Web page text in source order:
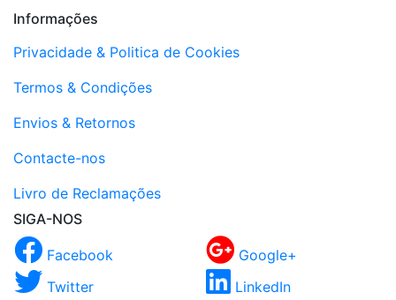
Informações
Privacidade & Politica de Cookies
Termos & Condições
Envios & Retornos
Contacte-nos
Livro de Reclamações
SIGA-NOS
Facebook
Google+
Twitter
LinkedIn